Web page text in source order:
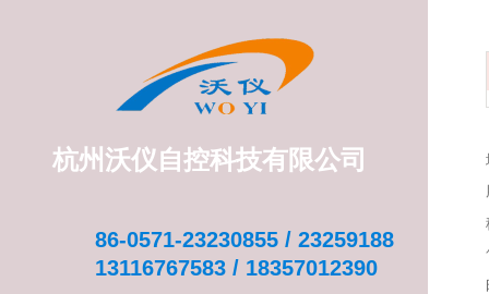
86-0571-23230855 / 23259188
13116767583 / 18357012390
杭州沃仪自控科技有限公司